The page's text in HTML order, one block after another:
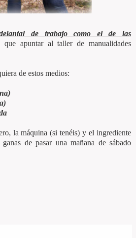
de trabajo como el de las
que apuntar al taller de manualidades
de estos medios:
la máquina (si tenéis) y el ingrediente
de pasar una mañana de sábado